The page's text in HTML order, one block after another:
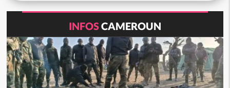
INFOSCAMEROUN